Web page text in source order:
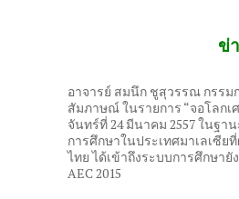
ข่
อาจารย์ สมนึก ชูสุวรรณ กรรม
สัมภาษณ์ ในรายการ “จอโลกเ
จันทร์ที่ 24 มีนาคม 2557 ในฐ
การศึกษาในประเทศมาเลเซี
ไทย ได้เข้าถึงระบบการศึกษายั
AEC 2015